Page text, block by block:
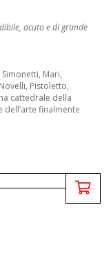
acuto e di grande
Mari,
Pistoletto,
cattedrale della
dell’arte finalmente